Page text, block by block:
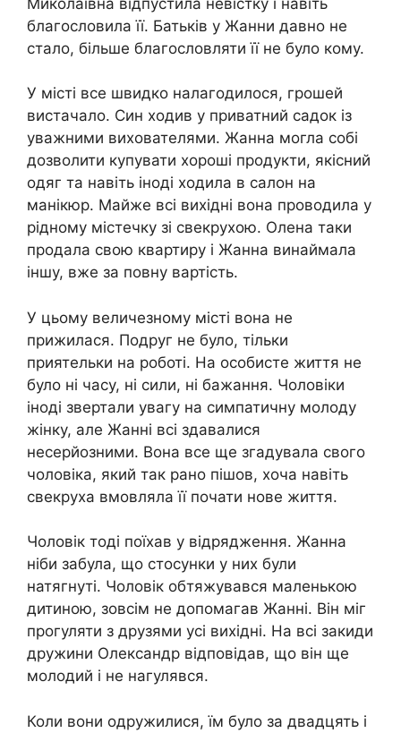
благословила її. Батьків у Жанни давно не
стало, більше благословляти її не було кому.
У місті все швидко налагодилося, грошей
вистачало. Син ходив у приватний садок із
уважними вихователями. Жанна могла собі
дозволити купувати хороші продукти, якісний
одяг та навіть іноді ходила в салон на
манікюр. Майже всі вихідні вона проводила у
рідному містечку зі свекрухою. Олена таки
продала свою квартиру і Жанна винаймала
іншу, вже за повну вартість.
У цьому величезному місті вона не
прижилася. Подруг не було, тільки
приятельки на роботі. На особисте життя не
було ні часу, ні сили, ні бажання. Чоловіки
іноді звертали увагу на симпатичну молоду
жінку, але Жанні всі здавалися
несерйозними. Вона все ще згадувала свого
чоловіка, який так рано пішов, хоча навіть
свекруха вмовляла її почати нове життя.
Чоловік тоді поїхав у відрядження. Жанна
ніби забула, що стосунки у них були
натягнуті. Чоловік обтяжувався маленькою
дитиною, зовсім не допомагав Жанні. Він міг
прогуляти з друзями усі вихідні. На всі закиди
дружини Олександр відповідав, що він ще
молодий і не нагулявся.
Коли вони одружилися, їм було за двадцять і